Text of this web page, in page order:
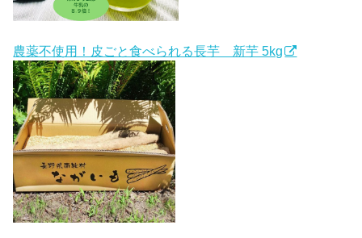
農薬不使用！皮ごと食べられる長芋 新芋 5kg